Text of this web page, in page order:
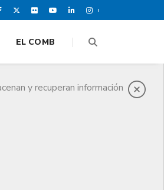
y recuperan información
EL COMB